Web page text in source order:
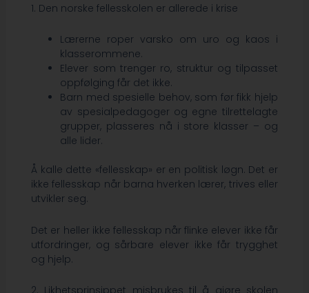
1. Den norske fellesskolen er allerede i krise
Lærerne roper varsko om uro og kaos i
klasserommene.
Elever som trenger ro, struktur og tilpasset
oppfølging får det ikke.
Barn med spesielle behov, som før fikk hjelp
av spesialpedagoger og egne tilrettelagte
grupper, plasseres nå i store klasser – og
alle lider.
Å kalle dette «fellesskap» er en politisk løgn. Det er
ikke fellesskap når barna hverken lærer, trives eller
utvikler seg.
Det er heller ikke fellesskap når flinke elever ikke får
utfordringer, og sårbare elever ikke får trygghet
og hjelp.
2. Likhetsprinsippet misbrukes til å gjøre skolen